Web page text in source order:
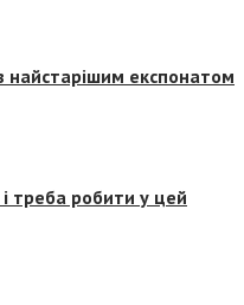
найстарішим експонатом
треба робити у цей